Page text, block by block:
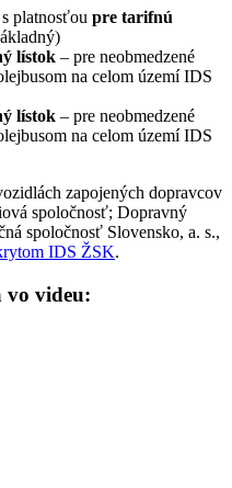
s platnosťou pre tarifnú
lístok – pre neobmedzené
na celom území IDS
lístok – pre neobmedzené
na celom území IDS
zapojených dopravcov
spoločnosť; Dopravný
spoločnosť Slovensko, a. s.,
IDS ŽSK.
vo videu: